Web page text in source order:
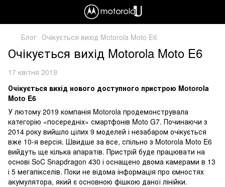
Блог Очікується вихід Motorola Moto E6
Очікується вихід Motorola Moto E6
17 квітня 2019
Очікується вихід нового доступного пристрою Motorola
Moto E6
У лютому 2019 компанія Motorola продемонструвала
категорію «посередніх» смартфонів Moto G7. Починаючи з
2014 року вийшло цілих 9 моделей і незабаром очікується
вже 10-я версія. Швидше за все, спільно з Motorola Moto E6
вийдуть ще кілька апаратів. Пристрій буде працювати на
основі SoC Snapdragon 430 і оснащено двома камерами в 13
і 5 мегапікселів. Поки не відома інформація про ємностях
акумулятора, який є основною фішкою даної лінійки.